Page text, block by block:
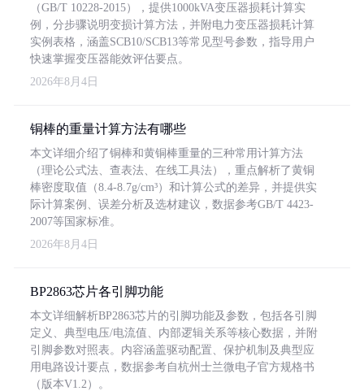
（GB/T 10228-2015），提供1000kVA变压器损耗计算实
例，分步骤说明变损计算方法，并附电力变压器损耗计算
实例表格，涵盖SCB10/SCB13等常见型号参数，指导用户
快速掌握变压器能效评估要点。
2026年8月4日
铜棒的重量计算方法有哪些
本文详细介绍了铜棒和黄铜棒重量的三种常用计算方法
（理论公式法、查表法、在线工具法），重点解析了黄铜
棒密度取值（8.4-8.7g/cm³）和计算公式的差异，并提供实
际计算案例、误差分析及选材建议，数据参考GB/T 4423-
2007等国家标准。
2026年8月4日
BP2863芯片各引脚功能
本文详细解析BP2863芯片的引脚功能及参数，包括各引脚
定义、典型电压/电流值、内部逻辑关系等核心数据，并附
引脚参数对照表。内容涵盖驱动配置、保护机制及典型应
用电路设计要点，数据参考自杭州士兰微电子官方规格书
（版本V1.2）。